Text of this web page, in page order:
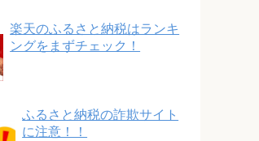
楽天のふるさと納税はランキ
ングをまずチェック！
ふるさと納税の詐欺サイト
に注意！！